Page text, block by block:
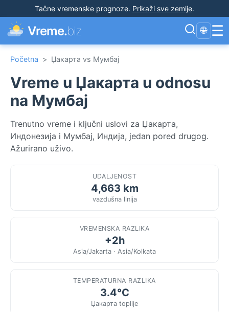
Tačne vremenske prognoze. Prikaži sve zemlje.
Vreme.biz 🌐 ☰
Početna > Џакарта vs Мумбај
Vreme u Џакарта u odnosu
na Мумбај
Trenutno vreme i ključni uslovi za Џакарта,
Индонезија i Мумбај, Индија, jedan pored drugog.
Ažurirano uživo.
UDALJENOST
4,663 km
vazdušna linija
VREMENSKA RAZLIKA
+2h
Asia/Jakarta · Asia/Kolkata
TEMPERATURNA RAZLIKA
3.4°C
Џакарта toplije